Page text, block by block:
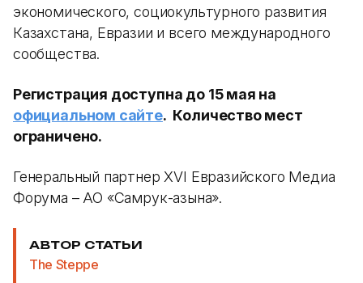
экономического, социокультурного развития
Казахстана, Евразии и всего международного
сообщества.
Регистрация доступна до 15 мая на
официальном сайте. Количество мест
ограничено.
Генеральный партнер XVI Евразийского Медиа
Форума – АО «Самрук-Қазына».
АВТОР СТАТЬИ
The Steppe